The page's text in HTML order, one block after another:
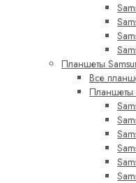
Планшеты
Все
Планшеты